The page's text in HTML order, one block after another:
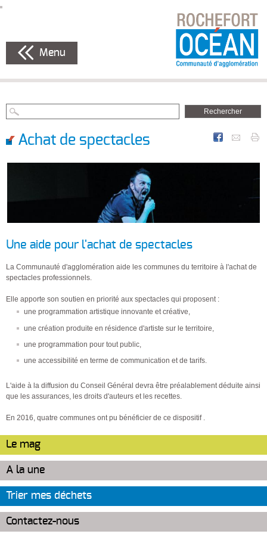
Menu
Achat de spectacles
Une aide pour l'achat de spectacles
La Communauté d'agglomération aide les communes du territoire à l'achat de
spectacles professionnels.
Elle apporte son soutien en priorité aux spectacles qui proposent :
une programmation artistique innovante et créative,
une création produite en résidence d'artiste sur le territoire,
une programmation pour tout public,
une accessibilité en terme de communication et de tarifs.
L'aide à la diffusion du Conseil Général devra être préalablement déduite ainsi
que les assurances, les droits d'auteurs et les recettes.
En 2016, quatre communes ont pu bénéficier de ce dispositif .
Le mag
A la une
Trier mes déchets
Contactez-nous